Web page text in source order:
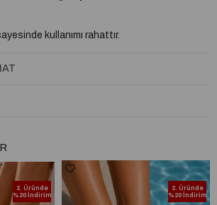
kullanımı rahattır.
numaranızı almanız önerilir.
işçilik
2. Üründe
%20 İndirim
2. Üründe
%20 İndirim